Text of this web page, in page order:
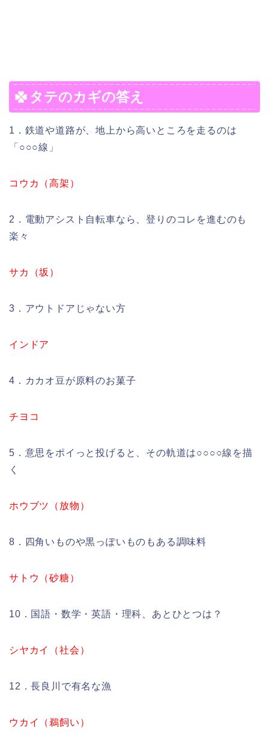
タテのカギの答え
1．鉄道や道路が、地上から高いところを走るのは
「○○○線」
コウカ（高架）
2．電動アシスト自転車なら、登りのコレを進むのも
楽々
サカ（坂）
3．アウトドアじゃない方
インドア
4．カカオ豆が原料のお菓子
チヨコ
5．意思をポイっと投げると、その軌道は○○○○線を描
く
ホウブツ（放物）
8．四角いものや黒っぽいものもある調味料
サトウ（砂糖）
10．国語・数学・英語・理科、あとひとつは？
シヤカイ（社会）
12．長良川で有名な漁
ウカイ（鵜飼い）